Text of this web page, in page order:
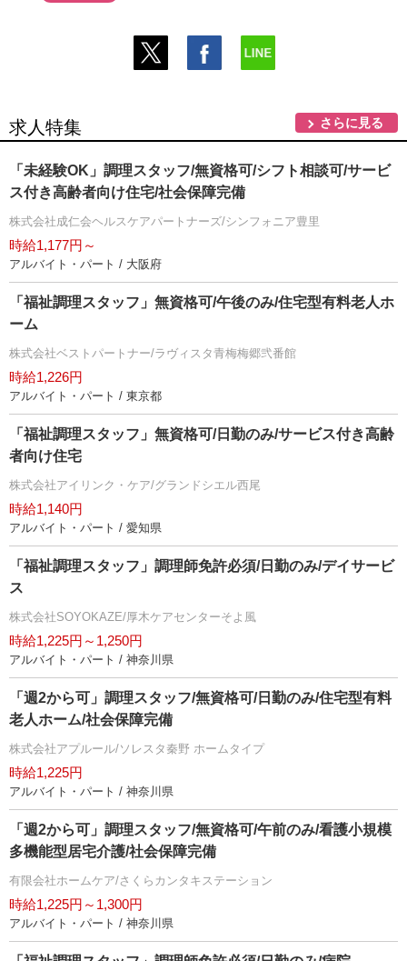
求人特集 さらに見る
「未経験OK」調理スタッフ/無資格可/シフト相談可/サービ
ス付き高齢者向け住宅/社会保障完備
株式会社成仁会ヘルスケアパートナーズ/シンフォニア豊里
時給1,177円～
アルバイト・パート / 大阪府
「福祉調理スタッフ」無資格可/午後のみ/住宅型有料老人ホ
ーム
株式会社ベストパートナー/ラヴィスタ青梅梅郷弐番館
時給1,226円
アルバイト・パート / 東京都
「福祉調理スタッフ」無資格可/日勤のみ/サービス付き高齢
者向け住宅
株式会社アイリンク・ケア/グランドシエル西尾
時給1,140円
アルバイト・パート / 愛知県
「福祉調理スタッフ」調理師免許必須/日勤のみ/デイサービ
ス
株式会社SOYOKAZE/厚木ケアセンターそよ風
時給1,225円～1,250円
アルバイト・パート / 神奈川県
「週2から可」調理スタッフ/無資格可/日勤のみ/住宅型有料
老人ホーム/社会保障完備
株式会社アプルール/ソレスタ秦野 ホームタイプ
時給1,225円
アルバイト・パート / 神奈川県
「週2から可」調理スタッフ/無資格可/午前のみ/看護小規模
多機能型居宅介護/社会保障完備
有限会社ホームケア/さくらカンタキステーション
時給1,225円～1,300円
アルバイト・パート / 神奈川県